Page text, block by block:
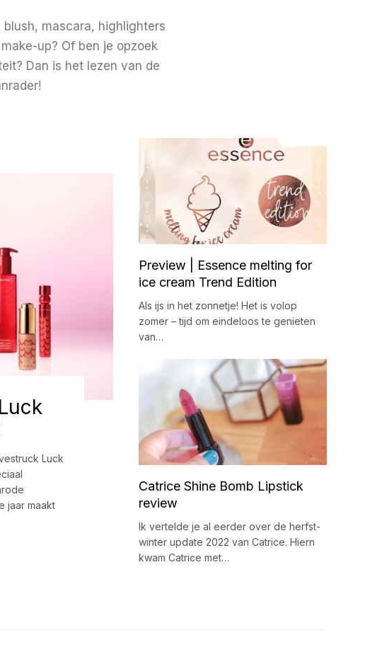
mascara, highlighters
up? Of ben je opzoek
Dan is het lezen van de
Luck
jaar maakt
Preview | Essence melting for
ice cream Trend Edition
Als ijs in het zonnetje! Het is volop
zomer – tijd om eindeloos te genieten
van…
Catrice Shine Bomb Lipstick
review
Ik vertelde je al eerder over de herfst-
winter update 2022 van Catrice. Hiern
kwam Catrice met…